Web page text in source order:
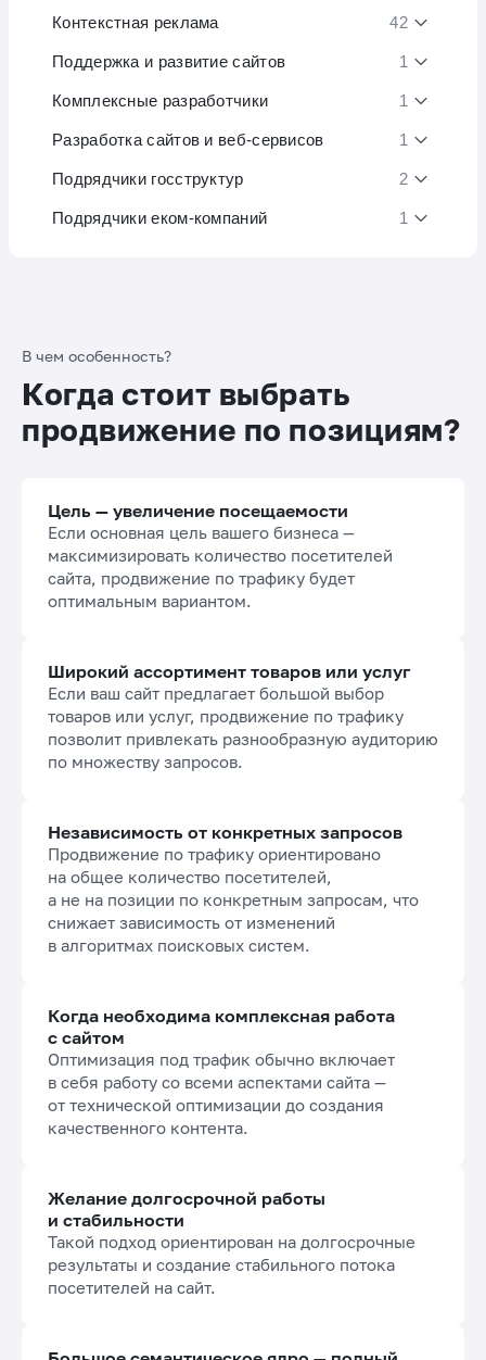
Контекстная реклама 42
Поддержка и развитие сайтов 1
Комплексные разработчики 1
Разработка сайтов и веб-сервисов 1
Подрядчики госструктур 2
Подрядчики еком-компаний 1
В чем особенность?
Когда стоит выбрать
продвижение по позициям?
Цель — увеличение посещаемости
Если основная цель вашего бизнеса —
максимизировать количество посетителей
сайта, продвижение по трафику будет
оптимальным вариантом.
Широкий ассортимент товаров или услуг
Если ваш сайт предлагает большой выбор
товаров или услуг, продвижение по трафику
позволит привлекать разнообразную аудиторию
по множеству запросов.
Независимость от конкретных запросов
Продвижение по трафику ориентировано
на общее количество посетителей,
а не на позиции по конкретным запросам, что
снижает зависимость от изменений
в алгоритмах поисковых систем.
Когда необходима комплексная работа
с сайтом
Оптимизация под трафик обычно включает
в себя работу со всеми аспектами сайта —
от технической оптимизации до создания
качественного контента.
Желание долгосрочной работы
и стабильности
Такой подход ориентирован на долгосрочные
результаты и создание стабильного потока
посетителей на сайт.